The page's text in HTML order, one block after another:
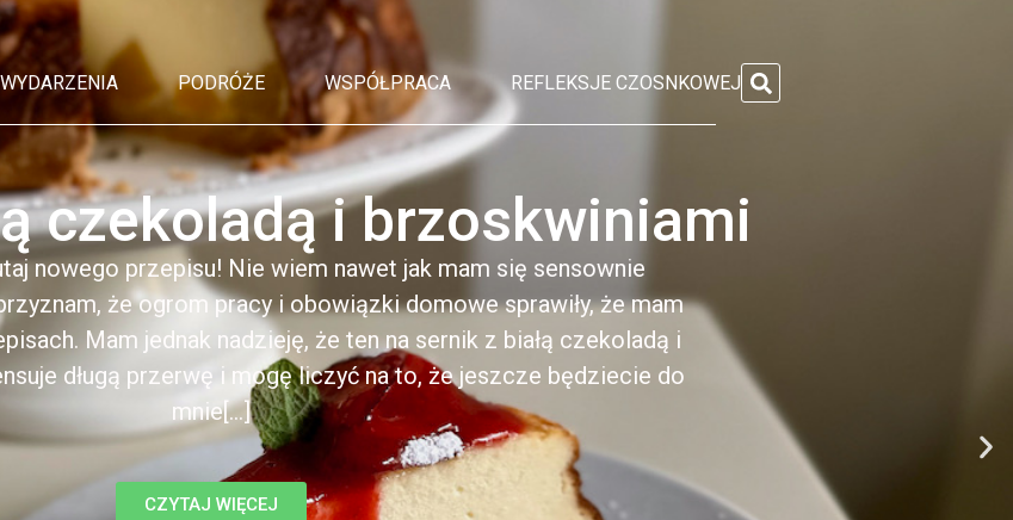
WYDARZENIA PODRÓŻE WSPÓŁPRACA REFLEKSJE CZOSNKOWEJ
czekoladą i brzoskwiniami
nowego przepisu! Nie wiem nawet jak mam się sensownie
że ogrom pracy i obowiązki domowe sprawiły, że mam
Mam jednak nadzieję, że ten na sernik z białą czekoladą i
długą przerwę i mogę liczyć na to, że jeszcze będziecie do
mnie[...]
CZYTAJ WIĘCEJ